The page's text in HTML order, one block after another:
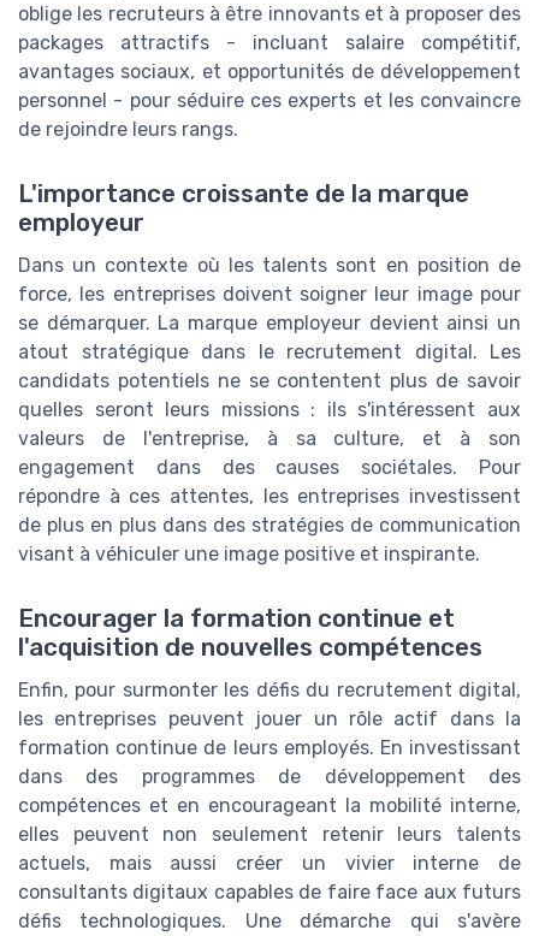
oblige les recruteurs à être innovants et à proposer des
packages attractifs - incluant salaire compétitif,
avantages sociaux, et opportunités de développement
personnel - pour séduire ces experts et les convaincre
de rejoindre leurs rangs.
L'importance croissante de la marque
employeur
Dans un contexte où les talents sont en position de
force, les entreprises doivent soigner leur image pour
se démarquer. La marque employeur devient ainsi un
atout stratégique dans le recrutement digital. Les
candidats potentiels ne se contentent plus de savoir
quelles seront leurs missions : ils s'intéressent aux
valeurs de l'entreprise, à sa culture, et à son
engagement dans des causes sociétales. Pour
répondre à ces attentes, les entreprises investissent
de plus en plus dans des stratégies de communication
visant à véhiculer une image positive et inspirante.
Encourager la formation continue et
l'acquisition de nouvelles compétences
Enfin, pour surmonter les défis du recrutement digital,
les entreprises peuvent jouer un rôle actif dans la
formation continue de leurs employés. En investissant
dans des programmes de développement des
compétences et en encourageant la mobilité interne,
elles peuvent non seulement retenir leurs talents
actuels, mais aussi créer un vivier interne de
consultants digitaux capables de faire face aux futurs
défis technologiques. Une démarche qui s'avère